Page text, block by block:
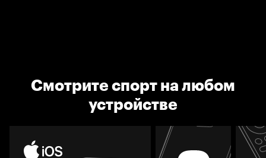
Смотрите спорт на любом
устройстве